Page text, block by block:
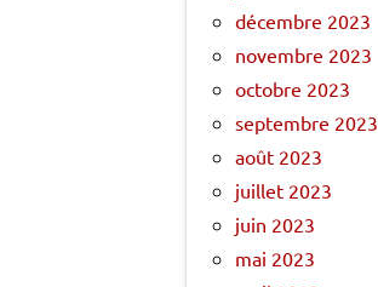
décembre 2023
novembre 2023
octobre 2023
septembre 2023
août 2023
juillet 2023
juin 2023
mai 2023